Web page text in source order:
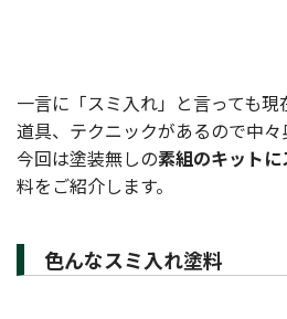
一言に「スミ入れ」と言っても
道具、テクニックがあるので中々
今回は塗装無しの素組のキット
料をご紹介します。
色んなスミ入れ塗料